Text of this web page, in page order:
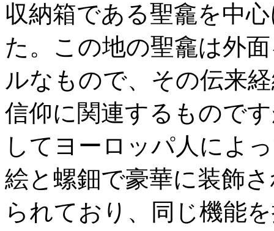
収納箱である聖龕を中
た。この地の聖龕は外
ルなもので、その伝来
信仰に関連するもので
してヨーロッパ人によ
絵と螺鈿で豪華に装飾
られており、同じ機能